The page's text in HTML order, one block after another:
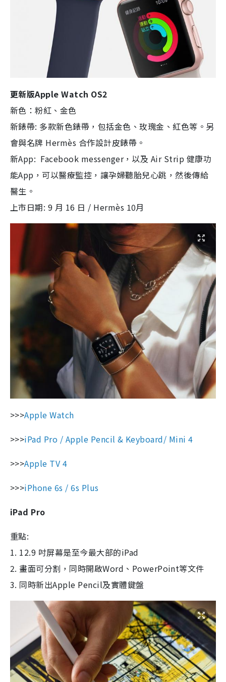
更新版Apple Watch OS2
新色：粉紅、金色
新錶帶: 多款新色錶帶，包括金色、玫瑰金、紅色等。另
會與名牌 Hermès 合作設計皮錶帶。
新App: Facebook messenger，以及 Air Strip 健康功
能App，可以醫療監控，讓孕婦聽胎兒心跳，然後傳給
醫生。
上市日期: 9 月 16 日 / Hermès 10月
>>>Apple Watch
>>>iPad Pro / Apple Pencil & Keyboard/ Mini 4
>>>Apple TV 4
>>>iPhone 6s / 6s Plus
iPad Pro
重點:
1. 12.9 吋屏幕是至今最大部的iPad
2. 畫面可分割，同時開啟Word、PowerPoint等文件
3. 同時新出Apple Pencil及實體鍵盤